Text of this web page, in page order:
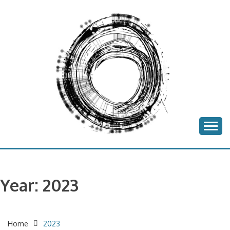
BATEA
Year: 2023
Home 2023